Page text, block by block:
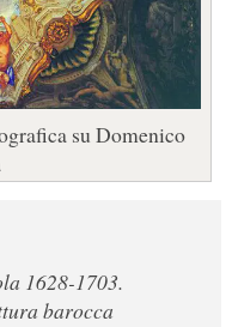
su Domenico
1628-1703.
barocca